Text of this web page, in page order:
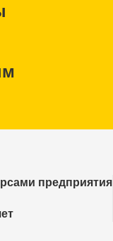
предприятия